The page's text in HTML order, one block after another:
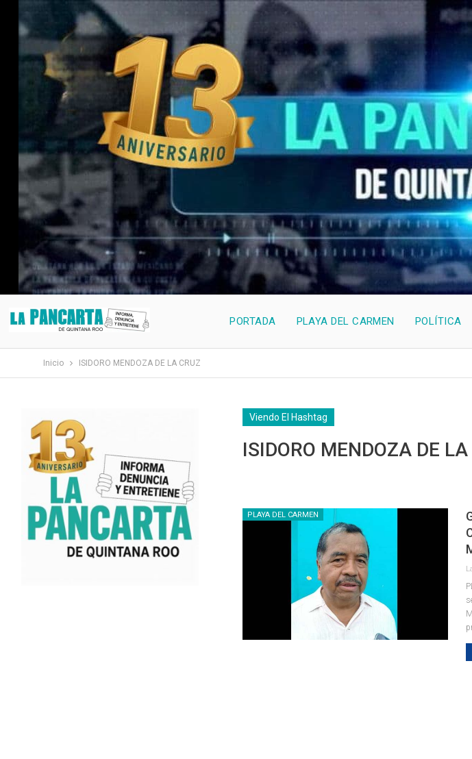
PORTADA PLAYA DEL CARMEN POLÍTICA
Inicio ISIDORO MENDOZA DE LA CRUZ
Viendo El Hashtag
ISIDORO MENDOZA DE
PLAYA DEL CARMEN